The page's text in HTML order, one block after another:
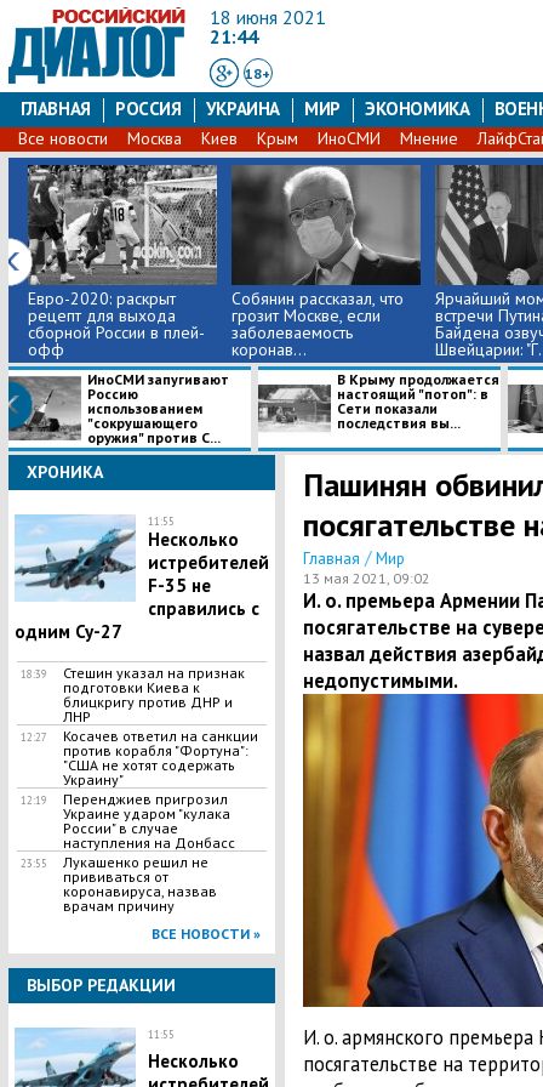
18 июня 2021
21:44
18+
ГЛАВНАЯ РОССИЯ УКРАИНА МИР ЭКОНОМИКА
Все новости Москва Киев Крым ИноСМИ Мнение
Евро-2020: раскрыт
рецепт для выхода
сборной России в плей-
офф
Собянин рассказал, что
грозит Москве, если
заболеваемость
коронав...
Ярчайший
встречи
Байдена
Швейцарии:
ИноСМИ запугивают
Россию
использованием
"сокрушающего
оружия" против С...
В Крыму продолжается
настоящий "потоп": в
Сети показали
последствия вы...
ХРОНИКА
11:55
Несколько
истребителей
F-35 не
справились с
одним Су-27
18:39
Стешин указал на признак
подготовки Киева к
блицкригу против ДНР и
ЛНР
12:27
​Косачев ответил на санкции
против корабля "Фортуна":
"США не хотят содержать
Украину"
12:19
Перенджиев пригрозил
Украине ударом "кулака
России" в случае
наступления на Донбасс
23:55
Лукашенко решил не
прививаться от
коронавируса, назвав
врачам причину
ВСЕ НОВОСТИ »
ВЫБОР РЕДАКЦИИ
11:55
Несколько
Пашинян
посягательстве
Главная / Мир
13 мая 2021, 09:02
И. о. премьера Армении
посягательстве на
назвал действия
недопустимыми.
И. о. армянского
посягательстве на